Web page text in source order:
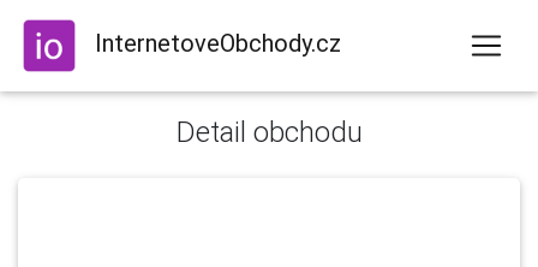
InternetoveObchody.cz
Detail obchodu